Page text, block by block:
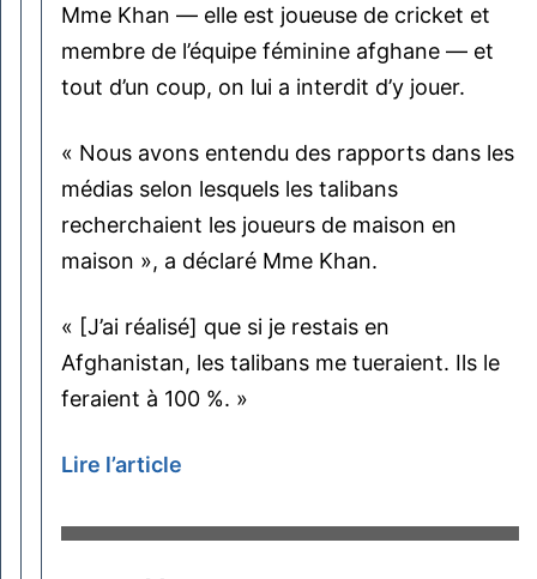
Mme Khan — elle est joueuse de cricket et
membre de l’équipe féminine afghane — et
tout d’un coup, on lui a interdit d’y jouer.
« Nous avons entendu des rapports dans les
médias selon lesquels les talibans
recherchaient les joueurs de maison en
maison », a déclaré Mme Khan.
« [J’ai réalisé] que si je restais en
Afghanistan, les talibans me tueraient. Ils le
feraient à 100 %. »
Lire l’article